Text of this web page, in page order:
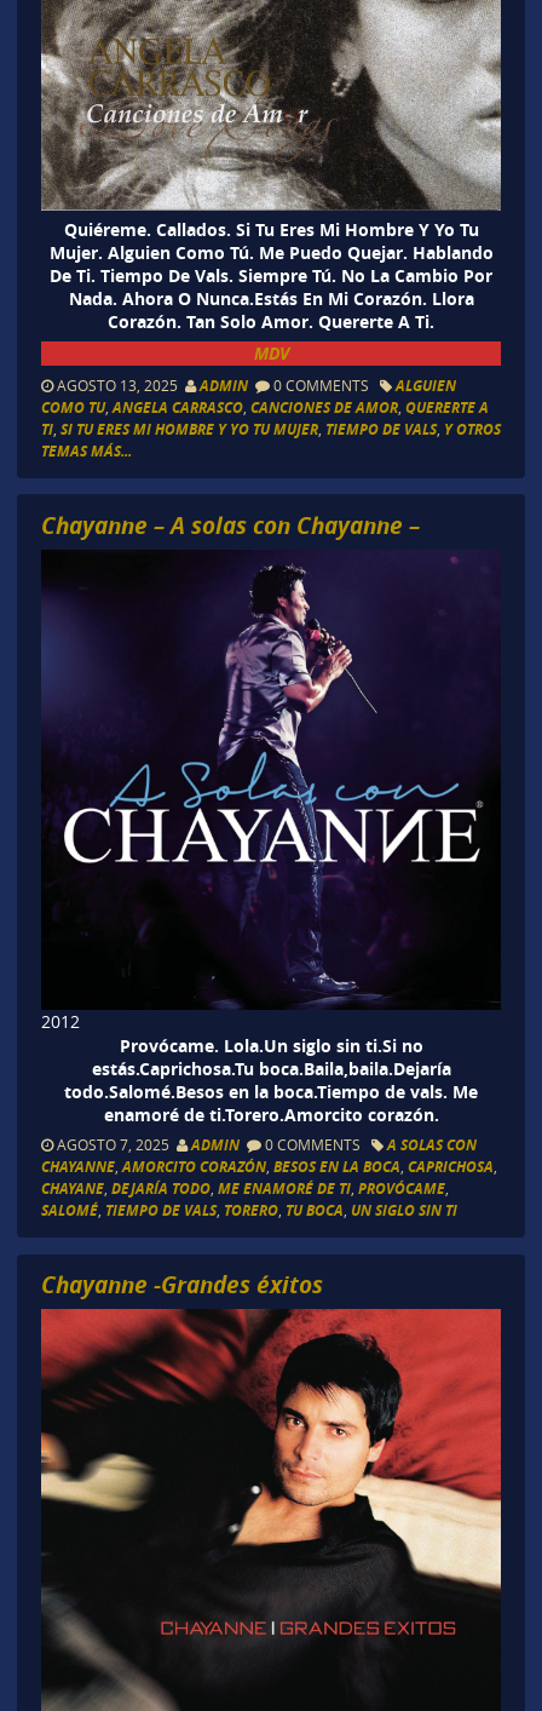
Quiéreme. Callados. Si Tu Eres Mi Hombre Y Yo Tu
Mujer. Alguien Como Tú. Me Puedo Quejar. Hablando
De Ti. Tiempo De Vals. Siempre Tú. No La Cambio Por
Nada. Ahora O Nunca.Estás En Mi Corazón. Llora
Corazón. Tan Solo Amor. Quererte A Ti.
MDV
AGOSTO 13, 2025 ADMIN 0 COMMENTS
ALGUIEN
COMO TU, ANGELA CARRASCO, CANCIONES DE AMOR, QUERERTE A
TI, SI TU ERES MI HOMBRE Y YO TU MUJER, TIEMPO DE VALS, Y OTROS
TEMAS MÁS...
Chayanne – A solas con Chayanne –
2012
Provócame. Lola.Un siglo sin ti.Si no
estás.Caprichosa.Tu boca.Baila,baila.Dejaría
todo.Salomé.Besos en la boca.Tiempo de vals. Me
enamoré de ti.Torero.Amorcito corazón.
AGOSTO 7, 2025 ADMIN 0 COMMENTS
A SOLAS CON
CHAYANNE,AMORCITO CORAZÓN, BESOS EN LA BOCA, CAPRICHOSA,
CHAYANE, DEJARÍA TODO, ME ENAMORÉ DE TI, PROVÓCAME,
SALOMÉ, TIEMPO DE VALS, TORERO, TU BOCA, UN SIGLO SIN TI
Chayanne -Grandes éxitos